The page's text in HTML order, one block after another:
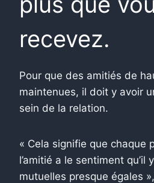
recevez.
Pour que des amitiés de
maintenues, il doit y avoir
sein de la relation.
« Cela signifie que chaque
l’amitié a le sentiment qu’il
mutuelles presque égales